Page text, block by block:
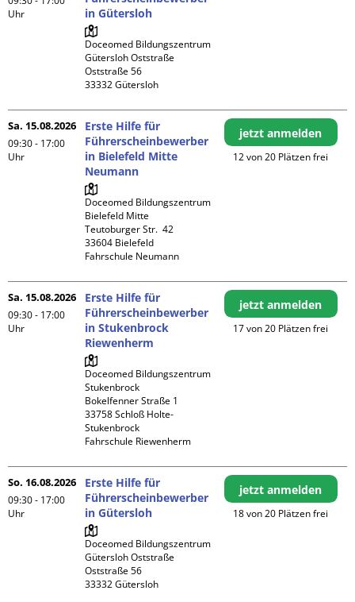
Uhr
in Gütersloh
Doceomed Bildungszentrum
Gütersloh Oststraße
Oststraße 56
Sa. 15.08.2026
09:30 - 17:00
Uhr
Erste Hilfe für
Führerscheinbewerber
in Bielefeld Mitte
Neumann
Doceomed Bildungszentrum
Bielefeld Mitte
Teutoburger Str.  42
33604 Bielefeld
Fahrschule Neumann
jetzt anmelden
12 von 20 Plätzen frei
Sa. 15.08.2026
09:30 - 17:00
Uhr
Erste Hilfe für
Führerscheinbewerber
in Stukenbrock
Riewenherm
Doceomed Bildungszentrum
Stukenbrock
Bokelfenner Straße 1
33758 Schloß Holte-
Stukenbrock
Fahrschule Riewenherm
jetzt anmelden
17 von 20 Plätzen frei
So. 16.08.2026
09:30 - 17:00
Uhr
Erste Hilfe für
Führerscheinbewerber
in Gütersloh
Doceomed Bildungszentrum
Gütersloh Oststraße
Oststraße 56
jetzt anmelden
18 von 20 Plätzen frei